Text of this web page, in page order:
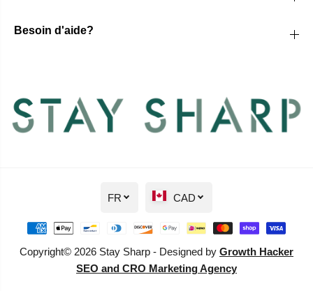
Besoin d'aide?
Copyright© 2026 Stay Sharp - Designed by Growth Hacker
SEO and CRO Marketing Agency
FR CAD